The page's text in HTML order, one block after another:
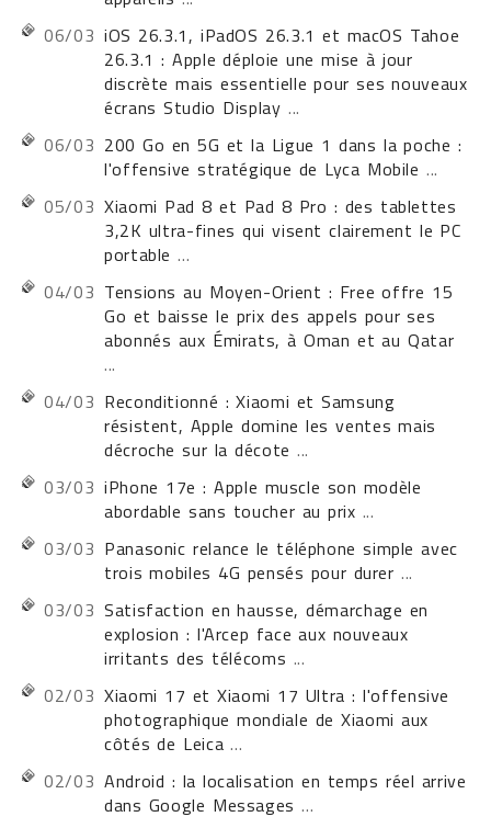
06/03 iOS 26.3.1, iPadOS 26.3.1 et macOS Tahoe
26.3.1 : Apple déploie une mise à jour
discrète mais essentielle pour ses nouveaux
écrans Studio Display ...
06/03 200 Go en 5G et la Ligue 1 dans la poche :
l'offensive stratégique de Lyca Mobile ...
05/03 Xiaomi Pad 8 et Pad 8 Pro : des tablettes
3,2K ultra-fines qui visent clairement le PC
portable ...
04/03 Tensions au Moyen-Orient : Free offre 15
Go et baisse le prix des appels pour ses
abonnés aux Émirats, à Oman et au Qatar
...
04/03 Reconditionné : Xiaomi et Samsung
résistent, Apple domine les ventes mais
décroche sur la décote ...
03/03 iPhone 17e : Apple muscle son modèle
abordable sans toucher au prix ...
03/03 Panasonic relance le téléphone simple avec
trois mobiles 4G pensés pour durer ...
03/03 Satisfaction en hausse, démarchage en
explosion : l'Arcep face aux nouveaux
irritants des télécoms ...
02/03 Xiaomi 17 et Xiaomi 17 Ultra : l'offensive
photographique mondiale de Xiaomi aux
côtés de Leica ...
02/03 Android : la localisation en temps réel arrive
dans Google Messages ...